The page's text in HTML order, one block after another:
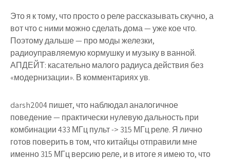
Это я к тому, что просто о реле рассказывать скучно, а
вот что с ними можно сделать дома — уже кое что.
Поэтому дальше — про моды железки,
радиоуправляемую кормушку и музыку в ванной.
АПДЕЙТ: касательно малого радиуса действия без
«модернизации». В комментариях ув.
darsh2004 пишет, что наблюдал аналогичное
поведение — практически нулевую дальность при
комбинации 433 МГц пульт -> 315 МГц реле. Я лично
готов поверить в том, что китайцы отправили мне
именно 315 МГц версию реле, и в итоге я имею то, что